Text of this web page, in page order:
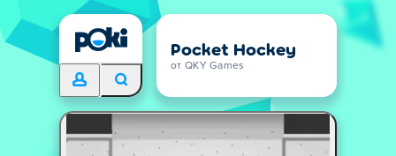
Pocket Hockey
от QKY Games